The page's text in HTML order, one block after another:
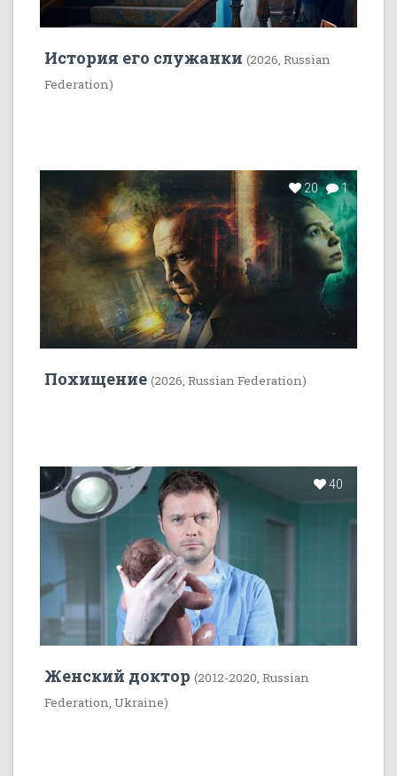
История его служанки (2026, Russian
Federation)
20 1
Похищение (2026, Russian Federation)
40
Женский доктор (2012-2020, Russian
Federation, Ukraine)